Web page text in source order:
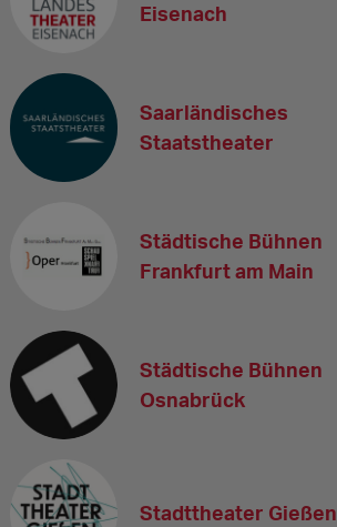
Eisenach
Saarländisches
Staatstheater
Städtische Bühnen
Frankfurt am Main
Städtische Bühnen
Osnabrück
Stadttheater Gießen